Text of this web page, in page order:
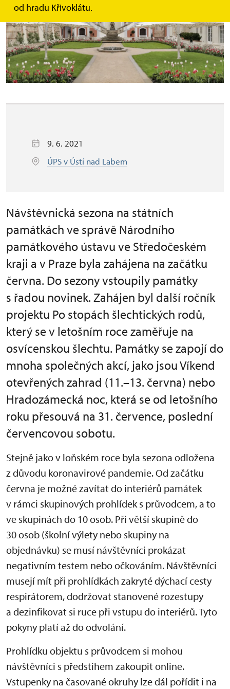
od hradu Křivoklátu.
9. 6. 2021
ÚPS v Ústí nad Labem
Návštěvnická sezona na státních
památkách ve správě Národního
památkového ústavu ve Středočeském
kraji a v Praze byla zahájena na začátku
června. Do sezony vstoupily památky
s řadou novinek. Zahájen byl další ročník
projektu Po stopách šlechtických rodů,
který se v letošním roce zaměřuje na
osvícenskou šlechtu. Památky se zapojí do
mnoha společných akcí, jako jsou Víkend
otevřených zahrad (11.–13. června) nebo
Hradozámecká noc, která se od letošního
roku přesouvá na 31. července, poslední
červencovou sobotu.
Stejně jako v loňském roce byla sezona odložena
z důvodu koronavirové pandemie. Od začátku
června je možné zavítat do interiérů památek
v rámci skupinových prohlídek s průvodcem, a to
ve skupinách do 10 osob. Při větší skupině do
30 osob (školní výlety nebo skupiny na
objednávku) se musí návštěvníci prokázat
negativním testem nebo očkováním. Návštěvníci
musejí mít při prohlídkách zakryté dýchací cesty
respirátorem, dodržovat stanovené rozestupy
a dezinfikovat si ruce při vstupu do interiérů. Tyto
pokyny platí až do odvolání.
Prohlídku objektu s průvodcem si mohou
návštěvníci s předstihem zakoupit online.
Vstupenky na časované okruhy lze dál pořídit i na